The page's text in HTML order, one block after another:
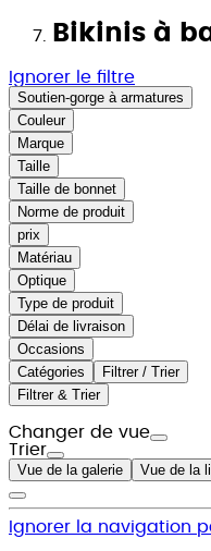
Bikinis à
Ignorer le filtre
Soutien-gorge à armatures
Couleur
Marque
Taille
Taille de bonnet
Norme de produit
prix
Matériau
Optique
Type de produit
Délai de livraison
Occasions
Catégories
Filtrer / Trier
Filtrer & Trier
Changer de vue
Trier
Vue de la galerie Vue de la
Ignorer la navigation